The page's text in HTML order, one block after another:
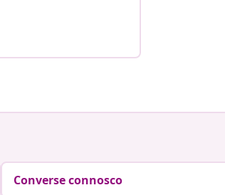
Converse connosco